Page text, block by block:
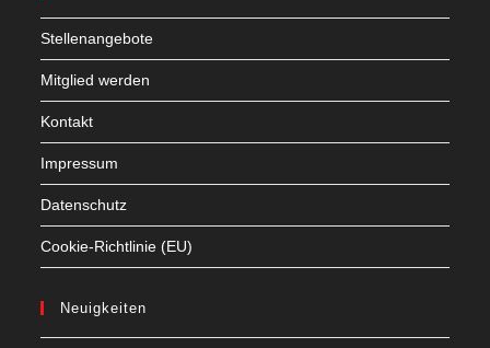
Stellenangebote
Mitglied werden
Kontakt
Impressum
Datenschutz
Cookie-Richtlinie (EU)
Neuigkeiten